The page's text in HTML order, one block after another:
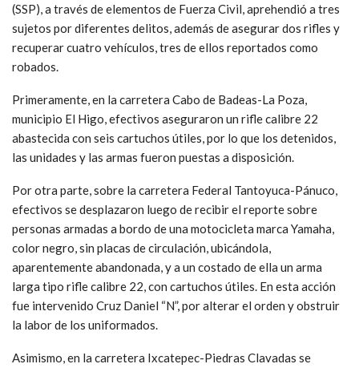
(SSP), a través de elementos de Fuerza Civil, aprehendió a tres
sujetos por diferentes delitos, además de asegurar dos rifles y
recuperar cuatro vehículos, tres de ellos reportados como
robados.
Primeramente, en la carretera Cabo de Badeas-La Poza,
municipio El Higo, efectivos aseguraron un rifle calibre 22
abastecida con seis cartuchos útiles, por lo que los detenidos,
las unidades y las armas fueron puestas a disposición.
Por otra parte, sobre la carretera Federal Tantoyuca-Pánuco,
efectivos se desplazaron luego de recibir el reporte sobre
personas armadas a bordo de una motocicleta marca Yamaha,
color negro, sin placas de circulación, ubicándola,
aparentemente abandonada, y a un costado de ella un arma
larga tipo rifle calibre 22, con cartuchos útiles. En esta acción
fue intervenido Cruz Daniel “N”, por alterar el orden y obstruir
la labor de los uniformados.
Asimismo, en la carretera Ixcatepec-Piedras Clavadas se